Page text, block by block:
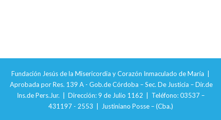
Fundación Jesús de la Misericordia y Corazón Inmaculado de María |
Aprobada por Res. 139 A - Gob.de Córdoba – Sec. De Justicia – Dir.de
Ins.de Pers.Jur. | Dirección: 9 de Julio 1162 | Teléfono: 03537 –
431197 - 2553 | Justiniano Posse – (Cba.)